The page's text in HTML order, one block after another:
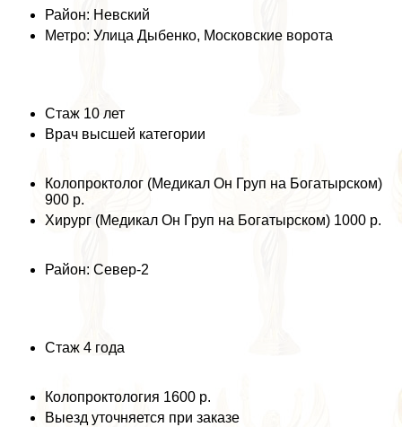
Район: Невский
Метро: Улица Дыбенко, Московские ворота
Стаж 10 лет
Врач высшей категории
Колопроктолог (Медикал Он Груп на Богатырском)
900 р.
Хирург (Медикал Он Груп на Богатырском) 1000 р.
Район: Север-2
Стаж 4 года
Колопроктология 1600 р.
Выезд уточняется при заказе